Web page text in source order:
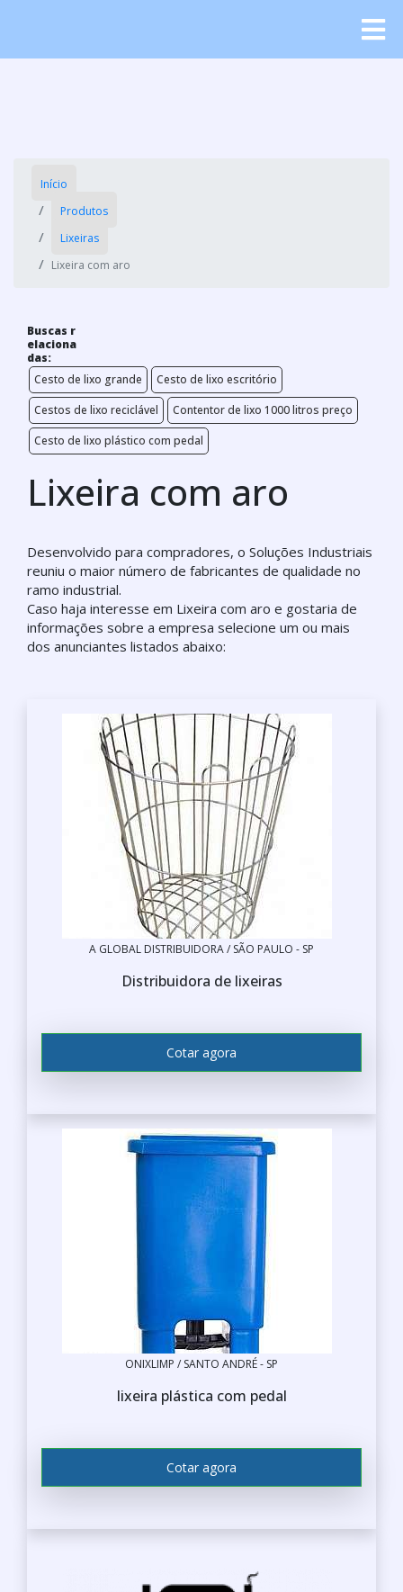
Início
Produtos
Lixeiras
Lixeira com aro
Buscas r
elaciona
das:
Cesto de lixo grande
Cesto de lixo escritório
Cestos de lixo reciclável
Contentor de lixo 1000 litros preço
Cesto de lixo plástico com pedal
Lixeira com aro
Desenvolvido para compradores, o Soluções Industriais
reuniu o maior número de fabricantes de qualidade no
ramo industrial.
Caso haja interesse em Lixeira com aro e gostaria de
informações sobre a empresa selecione um ou mais
dos anunciantes listados abaixo:
A GLOBAL DISTRIBUIDORA / SÃO PAULO - SP
Distribuidora de lixeiras
Cotar agora
ONIXLIMP / SANTO ANDRÉ - SP
lixeira plástica com pedal
Cotar agora